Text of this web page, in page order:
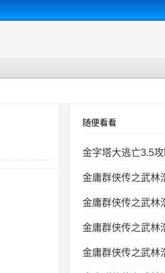
随便看看
金字塔大逃亡3.5